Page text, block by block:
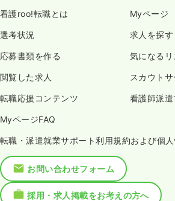
看護roo!転職とは Myページ
選考状況 求人を探す
応募書類を作る 気になるリ
閲覧した求人 スカウトサ
転職応援コンテンツ 看護師派遣
MyページFAQ
転職・派遣就業サポート利用規約および個
お問い合わせフォーム
採用・求人掲載をお考えの方へ